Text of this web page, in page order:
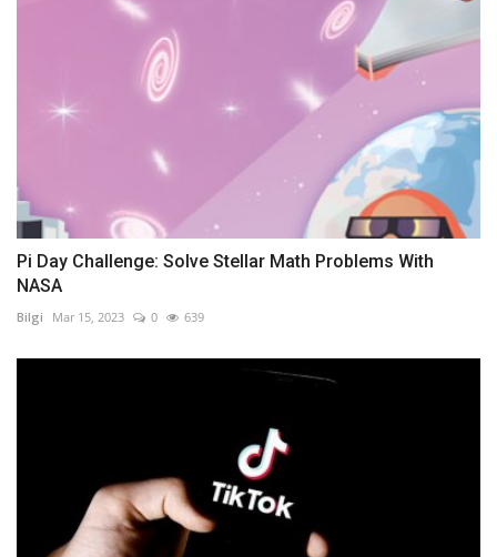
Pi Day Challenge: Solve Stellar Math Problems With
NASA
Bilgi Mar 15, 2023 0 639